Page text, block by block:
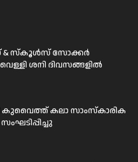
& സ്കൂൾസ് സോക്കർ
ശനി ദിവസങ്ങളിൽ
കുവൈത്ത് കലാ സാംസ്കാരിക